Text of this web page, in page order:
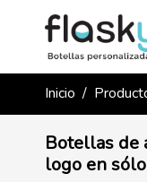
Inicio
Botellas de
logo en